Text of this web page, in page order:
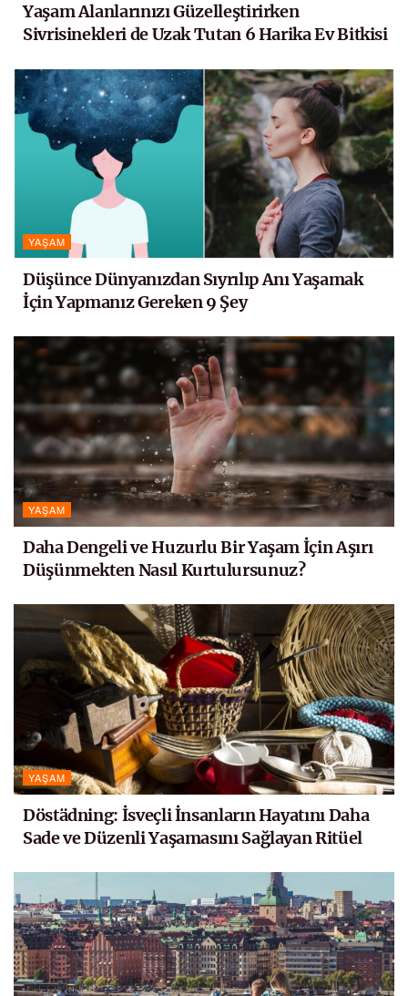
Yaşam Alanlarınızı Güzelleştirirken
Sivrisinekleri de Uzak Tutan 6 Harika Ev Bitkisi
YAŞAM
Düşünce Dünyanızdan Sıyrılıp Anı Yaşamak
İçin Yapmanız Gereken 9 Şey
YAŞAM
Daha Dengeli ve Huzurlu Bir Yaşam İçin Aşırı
Düşünmekten Nasıl Kurtulursunuz?
YAŞAM
Döstädning: İsveçli İnsanların Hayatını Daha
Sade ve Düzenli Yaşamasını Sağlayan Ritüel